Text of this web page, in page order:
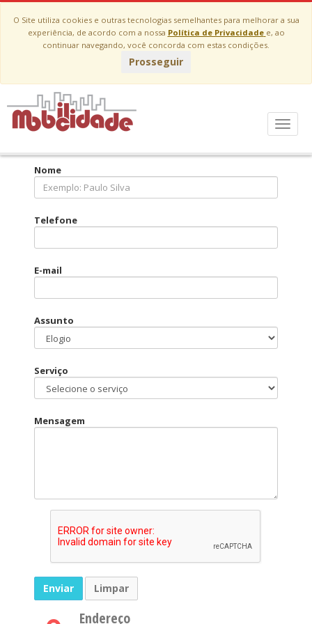
O Site utiliza cookies e outras tecnologias semelhantes para melhorar a sua
experiência, de acordo com a nossa Política de Privacidade e, ao
continuar navegando, você concorda com estas condições.
Prosseguir
Menu
Fale Conosco
Nome
Telefone
E-mail
Assunto
Serviço
Mensagem
Limpar
Endereço